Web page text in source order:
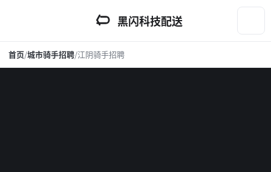
黑闪科技配送
首页/城市骑手招聘/江阴骑手招聘